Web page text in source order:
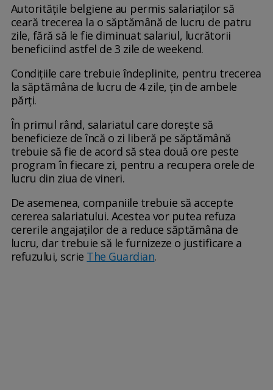
Autoritățile belgiene au permis salariaților să
ceară trecerea la o săptămână de lucru de patru
zile, fără să le fie diminuat salariul, lucrătorii
beneficiind astfel de 3 zile de weekend.
Condițiile care trebuie îndeplinite, pentru trecerea
la săptămâna de lucru de 4 zile, țin de ambele
părți.
În primul rând, salariatul care dorește să
beneficieze de încă o zi liberă pe săptămână
trebuie să fie de acord să stea două ore peste
program în fiecare zi, pentru a recupera orele de
lucru din ziua de vineri.
De asemenea, companiile trebuie să accepte
cererea salariatului. Acestea vor putea refuza
cererile angajaților de a reduce săptămâna de
lucru, dar trebuie să le furnizeze o justificare a
refuzului, scrie The Guardian.